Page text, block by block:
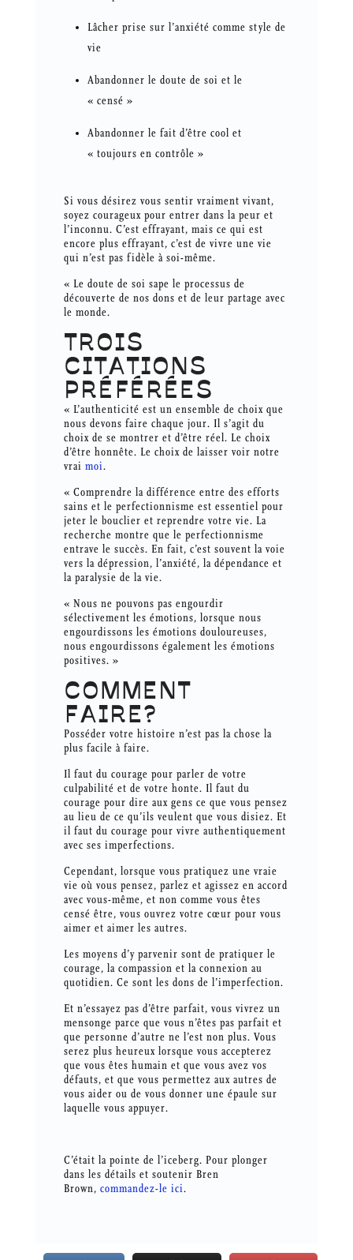
Lâcher prise sur l’anxiété comme style de
vie
Abandonner le doute de soi et le
« censé »
Abandonner le fait d’être cool et
« toujours en contrôle »
Si vous désirez vous sentir vraiment vivant,
soyez courageux pour entrer dans la peur et
l’inconnu. C’est effrayant, mais ce qui est
encore plus effrayant, c’est de vivre une vie
qui n’est pas fidèle à soi-même.
« Le doute de soi sape le processus de
découverte de nos dons et de leur partage avec
le monde.
TROIS
CITATIONS
PRÉFÉRÉES
« L’authenticité est un ensemble de choix que
nous devons faire chaque jour. Il s’agit du
choix de se montrer et d’être réel. Le choix
d’être honnête. Le choix de laisser voir notre
vrai moi.
« Comprendre la différence entre des efforts
sains et le perfectionnisme est essentiel pour
jeter le bouclier et reprendre votre vie. La
recherche montre que le perfectionnisme
entrave le succès. En fait, c’est souvent la voie
vers la dépression, l’anxiété, la dépendance et
la paralysie de la vie.
« Nous ne pouvons pas engourdir
sélectivement les émotions, lorsque nous
engourdissons les émotions douloureuses,
nous engourdissons également les émotions
positives. »
COMMENT
FAIRE?
Posséder votre histoire n’est pas la chose la
plus facile à faire.
Il faut du courage pour parler de votre
culpabilité et de votre honte. Il faut du
courage pour dire aux gens ce que vous pensez
au lieu de ce qu’ils veulent que vous disiez. Et
il faut du courage pour vivre authentiquement
avec ses imperfections.
Cependant, lorsque vous pratiquez une vraie
vie où vous pensez, parlez et agissez en accord
avec vous-même, et non comme vous êtes
censé être, vous ouvrez votre cœur pour vous
aimer et aimer les autres.
Les moyens d’y parvenir sont de pratiquer le
courage, la compassion et la connexion au
quotidien. Ce sont les dons de l’imperfection.
Et n’essayez pas d’être parfait, vous vivrez un
mensonge parce que vous n’êtes pas parfait et
que personne d’autre ne l’est non plus. Vous
serez plus heureux lorsque vous accepterez
que vous êtes humain et que vous avez vos
défauts, et que vous permettez aux autres de
vous aider ou de vous donner une épaule sur
laquelle vous appuyer.
C’était la pointe de l’iceberg. Pour plonger
dans les détails et soutenir Bren
Brown, commandez-le ici.